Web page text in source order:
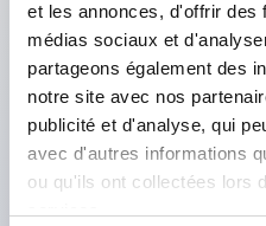
et les annonces, d'offrir des
médias sociaux et
partageons également des
notre site avec nos
publicité et d'analyse, qui
avec d'autres informations
ou qu'ils ont collectées lors
22 étages). Conception
possible.
Structure de sécurité
déclenchement à 2
structure de protection